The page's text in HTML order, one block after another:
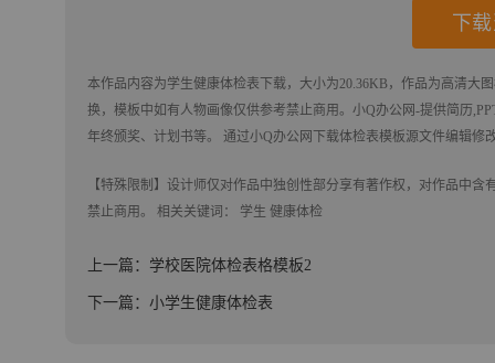
下
本作品内容为学生健康体检表 下载，大小为20.36KB，作品为高清大
换，模板中如有人物画像仅供参考禁止商用。 小Q办公网-提供简历
年终颁奖、计划书等。 通过小Q办公网下载体检表模板源文件编辑修
【特殊限制】设计师仅对作品中独创性部分享有著作权，对作品中
禁止商用。 相关关键词： 学生 健康体检
上一篇：学校医院体检表格模板2
下一篇：小学生健康体检表